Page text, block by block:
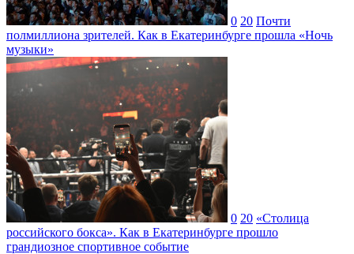
0 20 Почти
полмиллиона зрителей. Как в Екатеринбурге прошла «Ночь
музыки»
0 20 «Столица
российского бокса». Как в Екатеринбурге прошло
грандиозное спортивное событие